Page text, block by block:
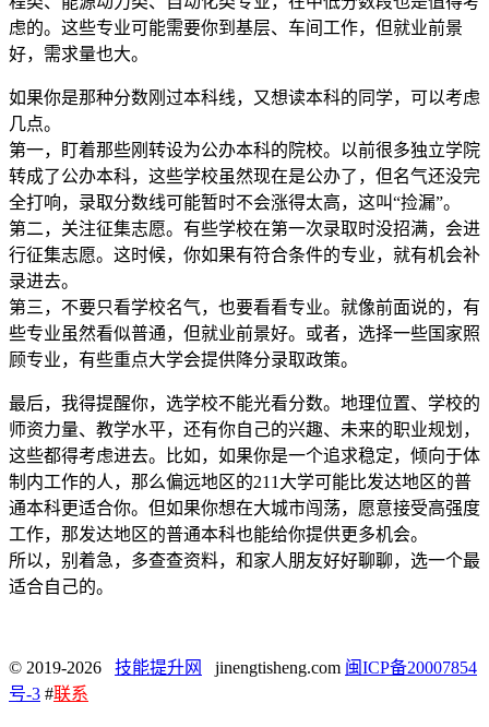
虑的。这些专业可能需要你到基层、车间工作，但就业前景
好，需求量也大。
如果你是那种分数刚过本科线，又想读本科的同学，可以考虑
几点。
第一，盯着那些刚转设为公办本科的院校。以前很多独立学院
转成了公办本科，这些学校虽然现在是公办了，但名气还没完
全打响，录取分数线可能暂时不会涨得太高，这叫“捡漏”。
第二，关注征集志愿。有些学校在第一次录取时没招满，会进
行征集志愿。这时候，你如果有符合条件的专业，就有机会补
录进去。
第三，不要只看学校名气，也要看看专业。就像前面说的，有
些专业虽然看似普通，但就业前景好。或者，选择一些国家照
顾专业，有些重点大学会提供降分录取政策。
最后，我得提醒你，选学校不能光看分数。地理位置、学校的
师资力量、教学水平，还有你自己的兴趣、未来的职业规划，
这些都得考虑进去。比如，如果你是一个追求稳定，倾向于体
制内工作的人，那么偏远地区的211大学可能比发达地区的普
通本科更适合你。但如果你想在大城市闯荡，愿意接受高强度
工作，那发达地区的普通本科也能给你提供更多机会。
所以，别着急，多查查资料，和家人朋友好好聊聊，选一个最
适合自己的。
© 2019-2026 技能提升网 jinengtisheng.com 闽ICP备20007854
号-3 #联系